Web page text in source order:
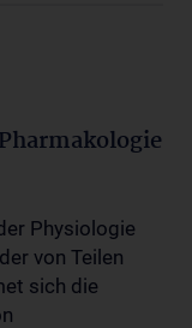
Physiologie
von Teilen
sich die